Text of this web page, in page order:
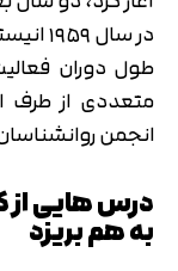
در
طول دوران
متعددی از طرف
انجمن
درس هایی از
به هم بریزد